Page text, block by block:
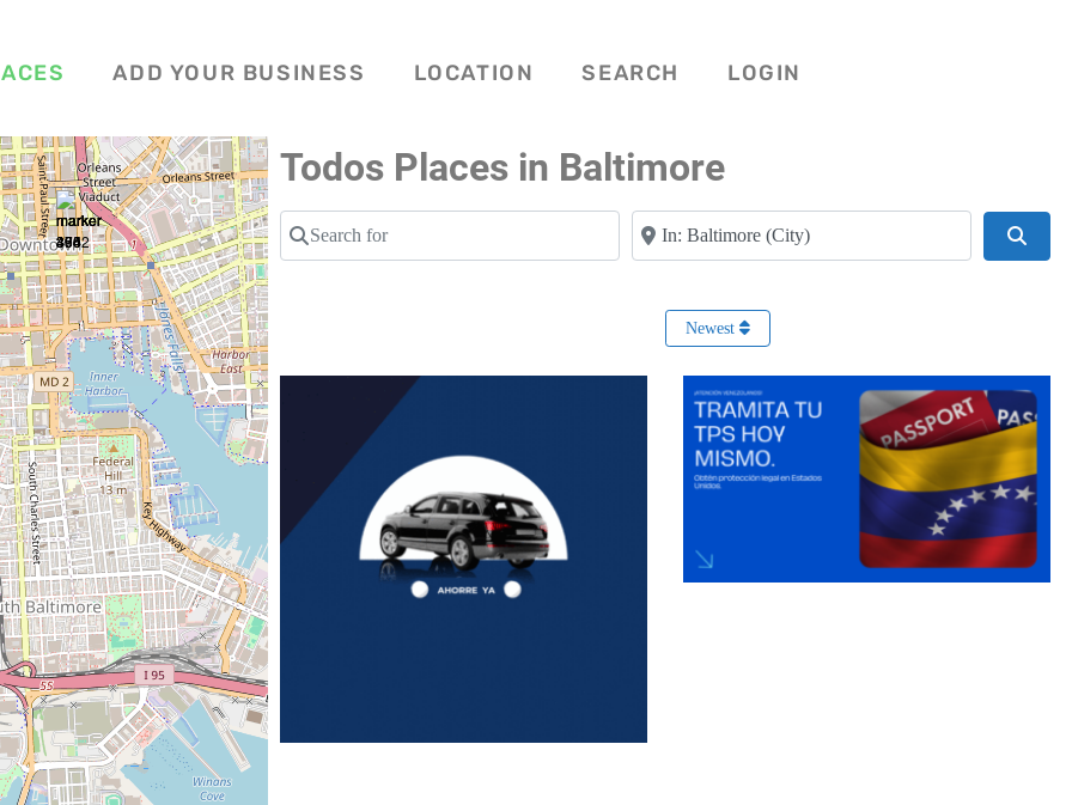
ADD YOUR BUSINESS LOCATION SEARCH LOGIN
Todos Places in Baltimore
Search for Near
Newest